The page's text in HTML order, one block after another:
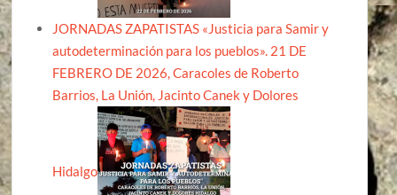
JORNADAS ZAPATISTAS «Justicia para Samir y
autodeterminación para los pueblos». 21 DE
FEBRERO DE 2026, Caracoles de Roberto
Barrios, La Unión, Jacinto Canek y Dolores
Hidalgo